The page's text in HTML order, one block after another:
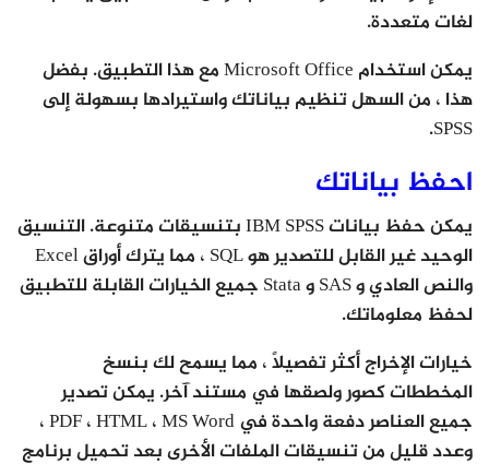
لغات متعددة.
يمكن استخدام Microsoft Office مع هذا التطبيق. بفضل
هذا ، من السهل تنظيم بياناتك واستيرادها بسهولة إلى
SPSS.
احفظ بياناتك
يمكن حفظ بيانات IBM SPSS بتنسيقات متنوعة. التنسيق
الوحيد غير القابل للتصدير هو SQL ، مما يترك أوراق Excel
والنص العادي و SAS و Stata جميع الخيارات القابلة للتطبيق
لحفظ معلوماتك.
خيارات الإخراج أكثر تفصيلاً ، مما يسمح لك بنسخ
المخططات كصور ولصقها في مستند آخر. يمكن تصدير
جميع العناصر دفعة واحدة في PDF ، HTML ، MS Word ،
وعدد قليل من تنسيقات الملفات الأخرى بعد تحميل برنامج